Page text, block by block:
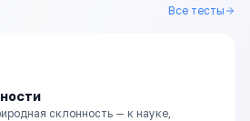
Все тесты
склонность — к науке,